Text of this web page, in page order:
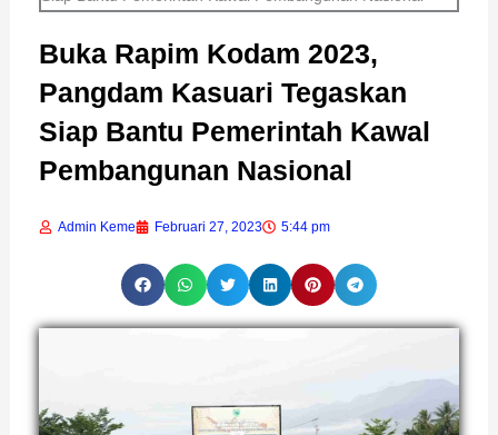
Buka Rapim Kodam 2023,
Pangdam Kasuari Tegaskan
Siap Bantu Pemerintah Kawal
Pembangunan Nasional
Admin Keme Februari 27, 2023 5:44 pm